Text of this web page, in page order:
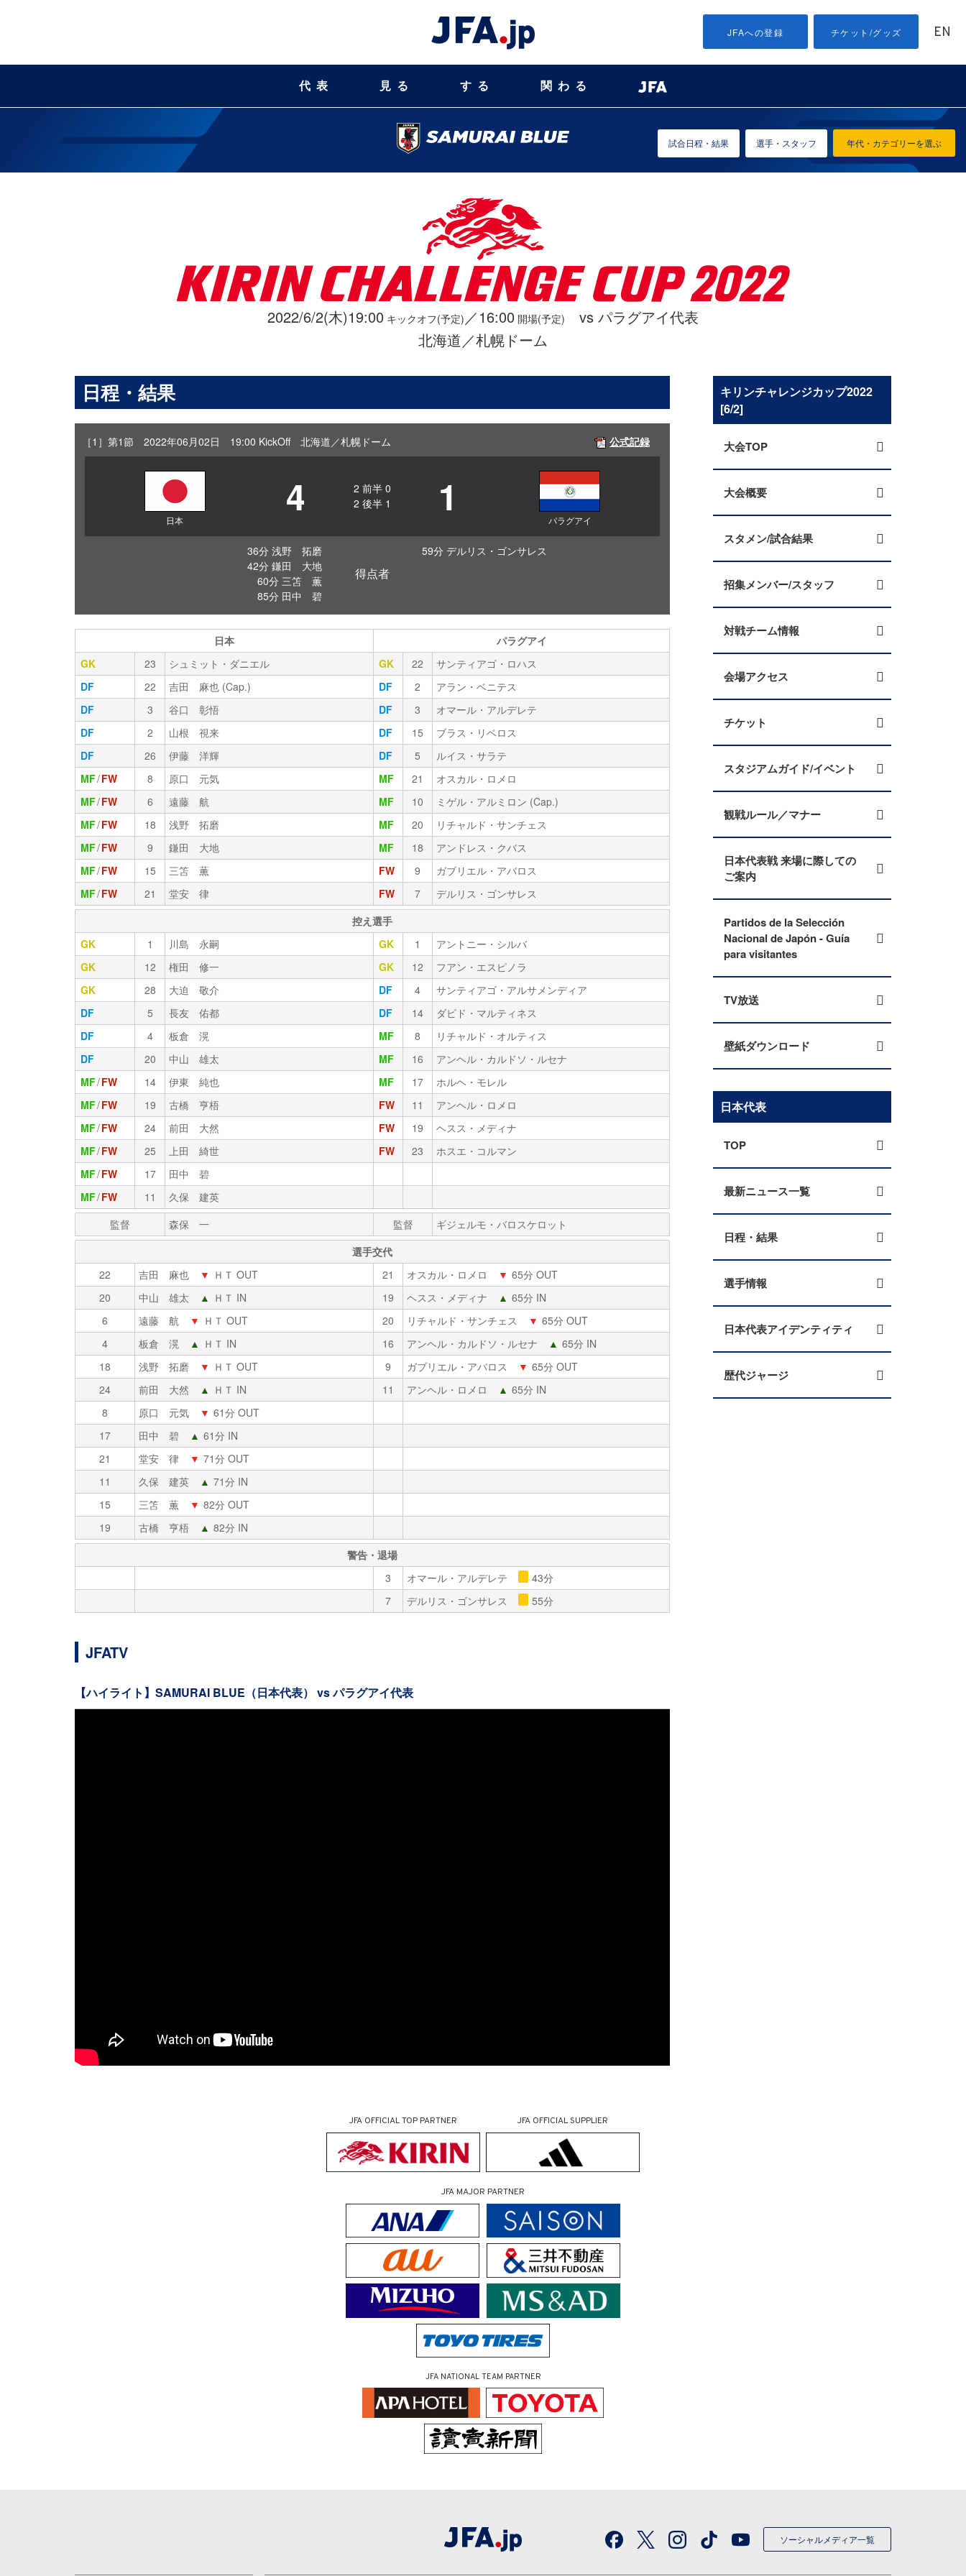
JFAへの登録 チケット/グッズ EN
代表 見る する 関わる
年代・カテゴリーを選ぶ
試合日程・結果 選手・スタッフ
2022/6/2(木)19:00 キックオフ(予定) ／16:00 開場(予定)
vs パラグアイ代表
北海道／札幌ドーム
日程・結果
［1］第1節 2022年06月02日 19:00 KickOff 北海道／札幌ドーム 公式記録
日本 4 2 前半 0
2 後半 1 1 パラグアイ
36分 浅野 拓磨
42分 鎌田 大地
60分 三笘 薫
85分 田中 碧
得点者
59分 デルリス・ゴンサレス
日本
パラグアイ
GK
23 シュミット・ダニエル GK 22
サンティアゴ・ロハス
DF
22 吉田 麻也 (Cap.) DF 2
アラン・ベニテス
DF
3 谷口 彰悟 DF 3
オマール・アルデレテ
DF
2 山根 視来 DF 15
ブラス・リベロス
DF
26 伊藤 洋輝 DF 5
ルイス・サラテ
MF/FW 8 原口 元気 MF 21
オスカル・ロメロ
MF/FW 6 遠藤 航 MF 10
ミゲル・アルミロン (Cap.)
MF/FW 18 浅野 拓磨 MF 20
リチャルド・サンチェス
MF/FW 9 鎌田 大地 MF 18
アンドレス・クバス
MF/FW 15 三笘 薫 FW 9
ガブリエル・アバロス
MF/FW 21 堂安 律 FW 7
デルリス・ゴンサレス
控え選手
GK
1 川島 永嗣 GK 1
アントニー・シルバ
GK
12 権田 修一 GK 12
フアン・エスピノラ
GK
28 大迫 敬介 DF 4
サンティアゴ・アルサメンディア
DF
5 長友 佑都 DF 14
ダビド・マルティネス
DF
4 板倉 滉 MF 8
リチャルド・オルティス
DF
20 中山 雄太 MF 16
アンヘル・カルドソ・ルセナ
MF/FW 14 伊東 純也 MF 17
ホルヘ・モレル
MF/FW 19 古橋 亨梧 FW 11
アンヘル・ロメロ
MF/FW 24 前田 大然 FW 19
ヘスス・メディナ
MF/FW 25 上田 綺世 FW 23
ホスエ・コルマン
MF/FW 17
田中 碧
MF/FW 11
久保 建英
監督
森保 一 監督
ギジェルモ・バロスケロット
選手交代
22
吉田 麻也 ▼ ＨＴ OUT 21 オスカル・ロメロ ▼ 65分 OUT
20
中山 雄太 ▲ ＨＴ IN 19 ヘスス・メディナ ▲ 65分 IN
6
遠藤 航 ▼ ＨＴ OUT 20 リチャルド・サンチェス ▼ 65分 OUT
4
板倉 滉 ▲ ＨＴ IN 16 アンヘル・カルドソ・ルセナ ▲ 65分 IN
18
浅野 拓磨 ▼ ＨＴ OUT 9 ガブリエル・アバロス ▼ 65分 OUT
24
前田 大然 ▲ ＨＴ IN 11 アンヘル・ロメロ ▲ 65分 IN
8
原口 元気 ▼ 61分 OUT
17
田中 碧 ▲ 61分 IN
21
堂安 律 ▼ 71分 OUT
11
久保 建英 ▲ 71分 IN
15
三笘 薫 ▼ 82分 OUT
19
古橋 亨梧 ▲ 82分 IN
警告・退場
3
オマール・アルデレテ
43分
7
デルリス・ゴンサレス 55分
JFATV
【ハイライト】SAMURAI BLUE（日本代表） vs パラグアイ代表
キリンチャレンジカップ2022
[6/2]
大会TOP
大会概要
スタメン/試合結果
招集メンバー/スタッフ
対戦チーム情報
会場アクセス
チケット
スタジアムガイド/イベント
観戦ルール／マナー
日本代表戦 来場に際しての
ご案内
Partidos de la Selección
Nacional de Japón - Guía
para visitantes
TV放送
壁紙ダウンロード
日本代表
TOP
最新ニュース一覧
日程・結果
選手情報
日本代表アイデンティティ
歴代ジャージ
JFA OFFICIALTOP PARTNER JFA OFFICIALSUPPLIER
JFA MAJOR PARTNER
JFA NATIONAL TEAM PARTNER
ソーシャルメディア一覧